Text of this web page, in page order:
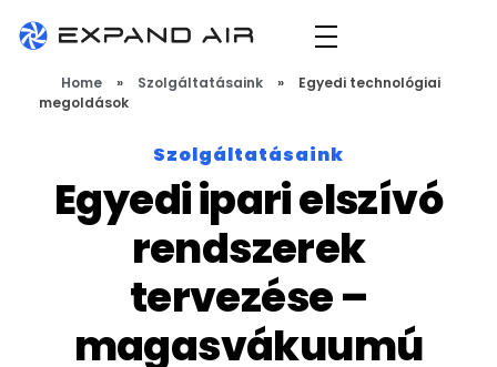
Home » Szolgáltatásaink »
Egyedi technológiai
megoldások
Szolgáltatásaink
Egyedi ipari elszívó
rendszerek
tervezése –
magasvákuumú